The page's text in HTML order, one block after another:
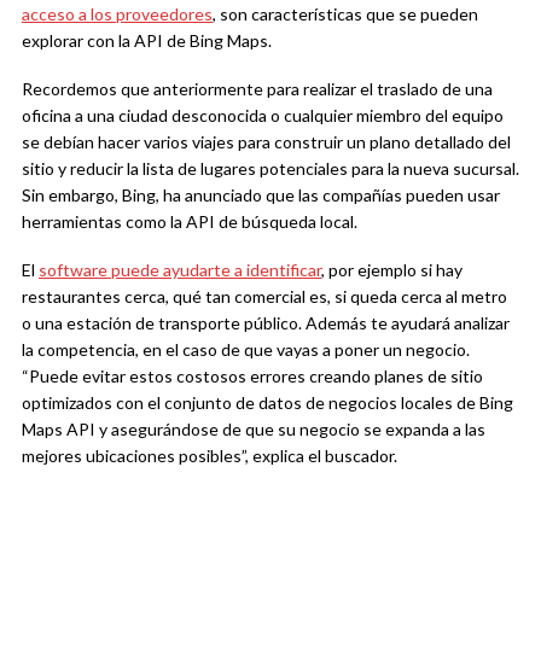
acceso a los proveedores, son características que se pueden
explorar con la API de Bing Maps.
Recordemos que anteriormente para realizar el traslado de una
oficina a una ciudad desconocida o cualquier miembro del equipo
se debían hacer varios viajes para construir un plano detallado del
sitio y reducir la lista de lugares potenciales para la nueva sucursal.
Sin embargo, Bing, ha anunciado que las compañías pueden usar
herramientas como la API de búsqueda local.
El software puede ayudarte a identificar, por ejemplo si hay
restaurantes cerca, qué tan comercial es, si queda cerca al metro
o una estación de transporte público. Además te ayudará analizar
la competencia, en el caso de que vayas a poner un negocio.
“Puede evitar estos costosos errores creando planes de sitio
optimizados con el conjunto de datos de negocios locales de Bing
Maps API y asegurándose de que su negocio se expanda a las
mejores ubicaciones posibles”, explica el buscador.